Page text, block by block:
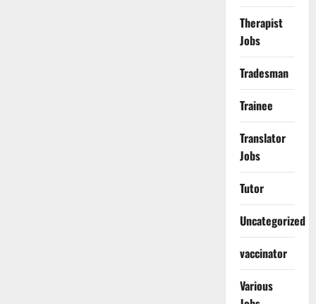
Therapist
Jobs
Tradesman
Trainee
Translator
Jobs
Tutor
Uncategorized
vaccinator
Various